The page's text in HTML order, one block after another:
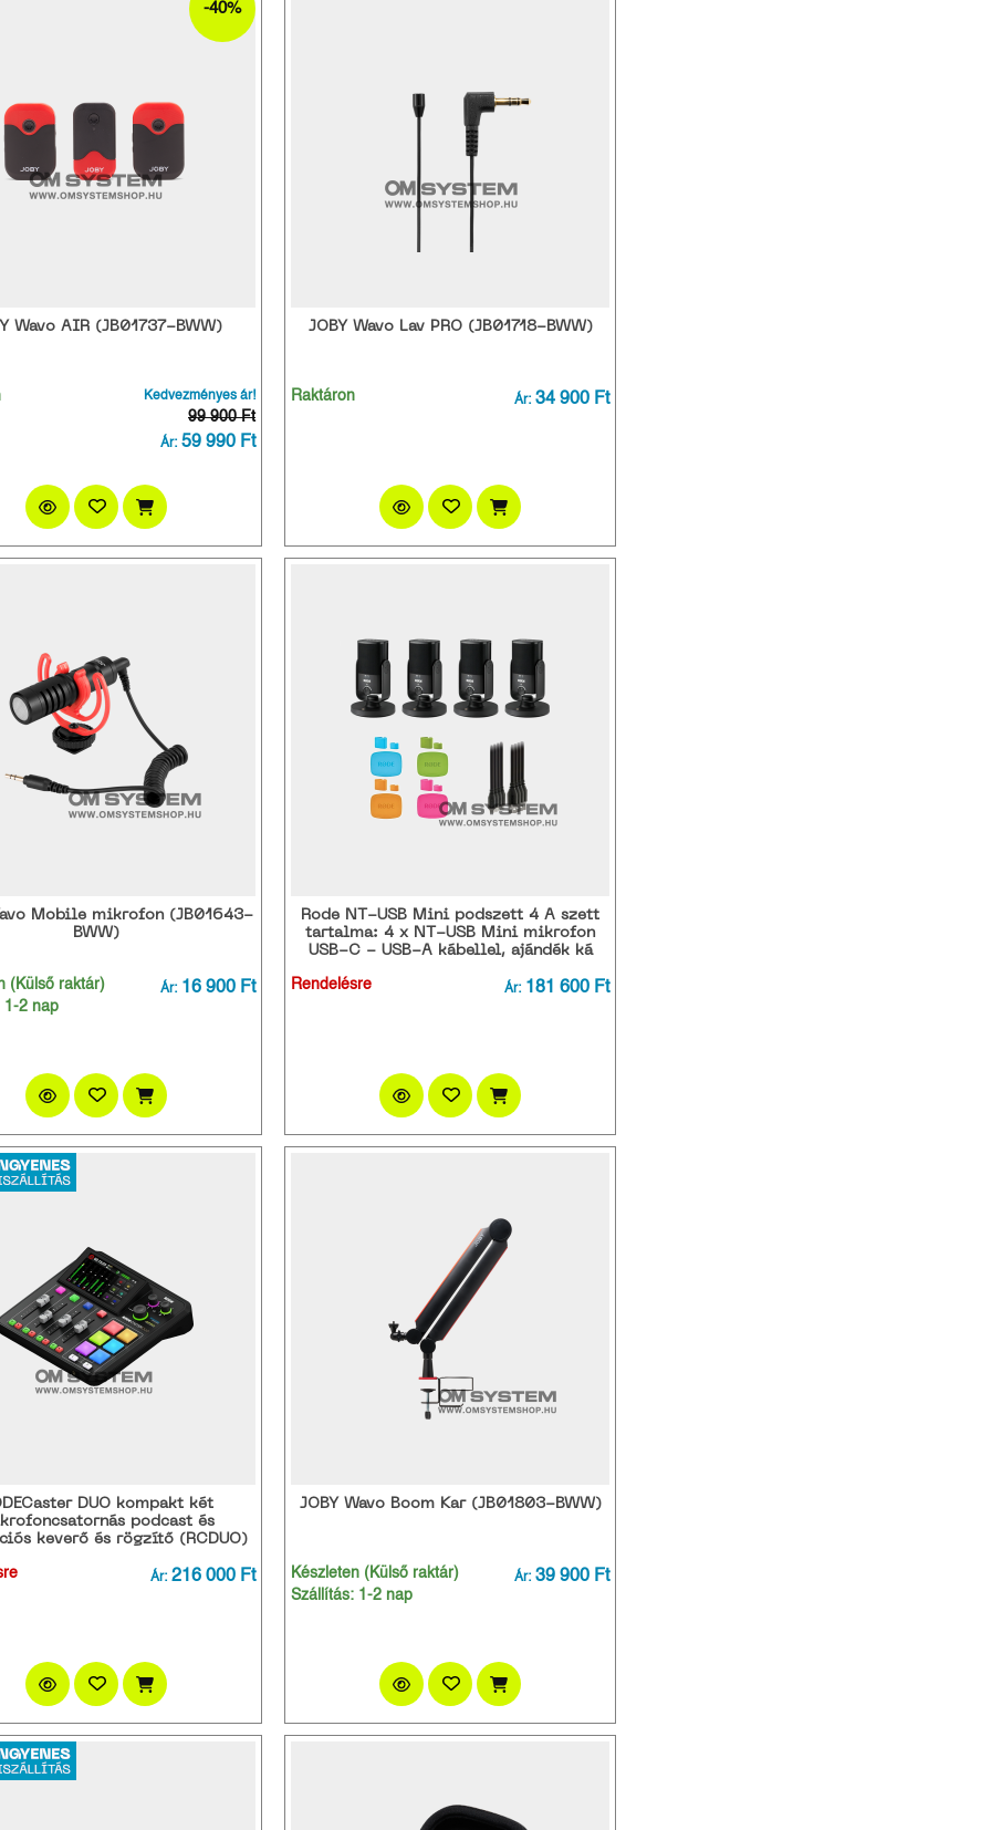
-40%
Wavo AIR (JB01737-BWW)
Kedvezményes ár!
99 900 Ft
Ár: 59 990 Ft
JOBY Wavo Lav PRO (JB01718-BWW)
Raktáron Ár: 34 900 Ft
Mobile mikrofon (JB01643-
BWW)
(Külső raktár)
1-2 nap
Ár: 16 900 Ft
Rode NT-USB Mini podszett 4 A szett
tartalma: 4 x NT-USB Mini mikrofon
USB-C - USB-A kábellel, ajándék ká
Rendelésre Ár: 181 600 Ft
DUO kompakt két
podcast és
keverő és rögzítő (RCDUO)
Ár: 216 000 Ft
JOBY Wavo Boom Kar (JB01803-BWW)
Készleten (Külső raktár)
Szállítás: 1-2 nap
Ár: 39 900 Ft